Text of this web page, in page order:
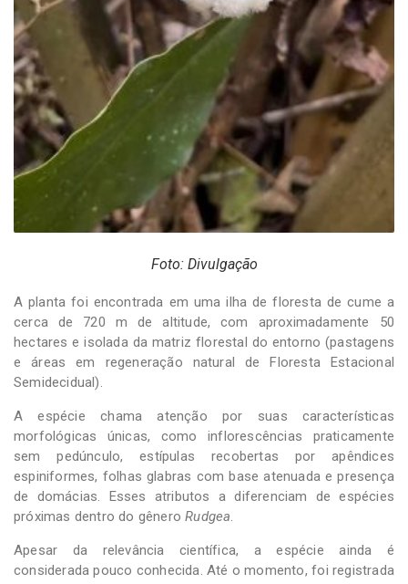
Foto: Divulgação
A planta foi encontrada em uma ilha de floresta de cume a
cerca de 720 m de altitude, com aproximadamente 50
hectares e isolada da matriz florestal do entorno (pastagens
e áreas em regeneração natural de Floresta Estacional
Semidecidual).
A espécie chama atenção por suas características
morfológicas únicas, como inflorescências praticamente
sem pedúnculo, estípulas recobertas por apêndices
espiniformes, folhas glabras com base atenuada e presença
de domácias. Esses atributos a diferenciam de espécies
próximas dentro do gêneroRudgea.
Apesar da relevância científica, a espécie ainda é
considerada pouco conhecida. Até o momento, foi registrada